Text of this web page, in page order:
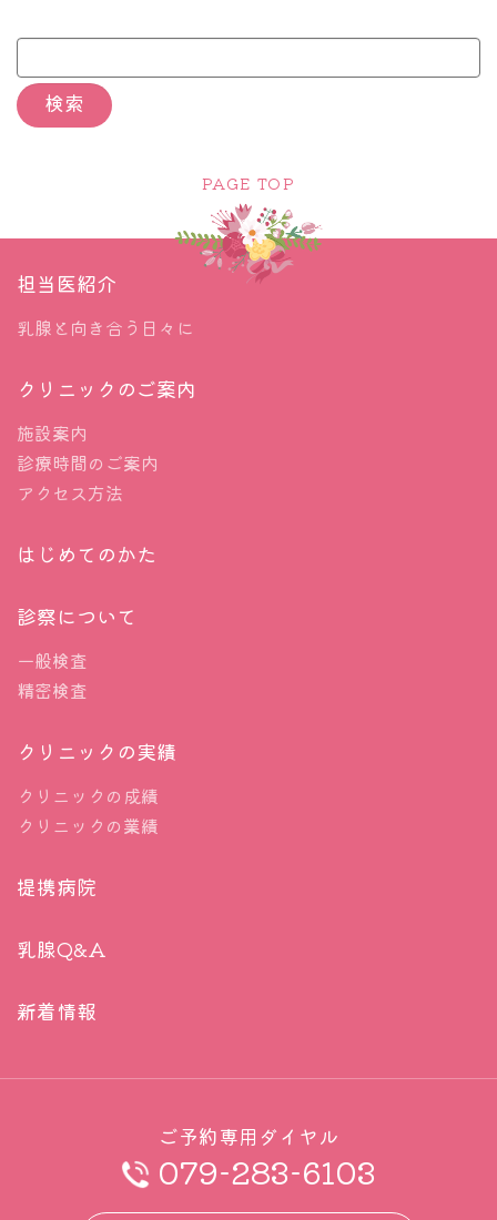
PAGE TOP
担当医紹介
乳腺と向き合う日々に
クリニックのご案内
施設案内
診療時間のご案内
アクセス方法
はじめてのかた
診察について
一般検査
精密検査
クリニックの実績
クリニックの成績
クリニックの業績
提携病院
乳腺Q&A
新着情報
ご予約専用ダイヤル
079-283-6103